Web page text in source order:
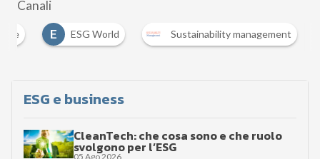
Canali
E ESG World Sustainability management
ESG e business
CleanTech: che cosa sono e che ruolo
svolgono per l’ESG
05 Ago 2026